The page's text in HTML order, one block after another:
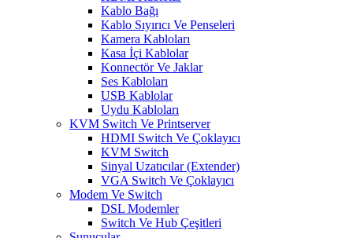
Kablo Bağı
Kablo Sıyırıcı Ve Penseleri
Kamera Kabloları
Kasa İçi Kablolar
Konnectör Ve Jaklar
Ses Kabloları
USB Kablolar
Uydu Kabloları
KVM Switch Ve Printserver
HDMI Switch Ve Çoklayıcı
KVM Switch
Sinyal Uzatıcılar (Extender)
VGA Switch Ve Çoklayıcı
Modem Ve Switch
DSL Modemler
Switch Ve Hub Çeşitleri